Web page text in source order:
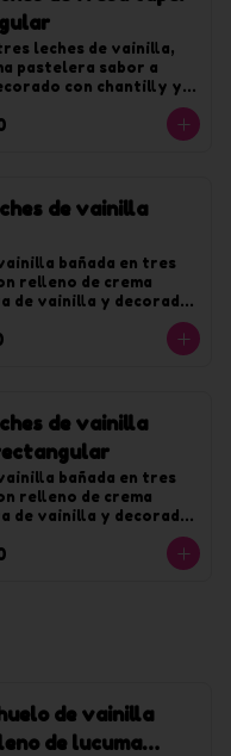
leches de vainilla,
pastelera sabor a
con chantilly y
de vainilla
bañada en tres
relleno de crema
de vainilla y decorado
de vainilla. Para 10
de vainilla
bañada en tres
relleno de crema
de vainilla y decorado
de vainilla
de lucuma